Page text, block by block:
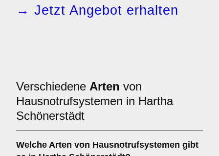
→ Jetzt Angebot erhalten
Verschiedene Arten von
Hausnotrufsystemen in Hartha
Schönerstädt
Welche Arten von Hausnotrufsystemen gibt